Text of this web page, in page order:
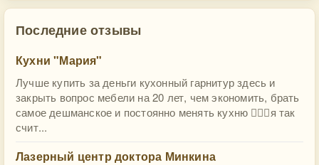
Последние отзывы
Кухни "Мария"
Лучше купить за деньги кухонный гарнитур здесь и
закрыть вопрос мебели на 20 лет, чем экономить, брать
самое дешманское и постоянно менять кухню 🤷🏻‍♀️я так
счит...
Лазерный центр доктора Минкина